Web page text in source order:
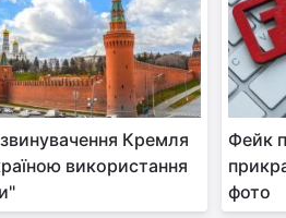
Кремля
використання
Фейк
фото